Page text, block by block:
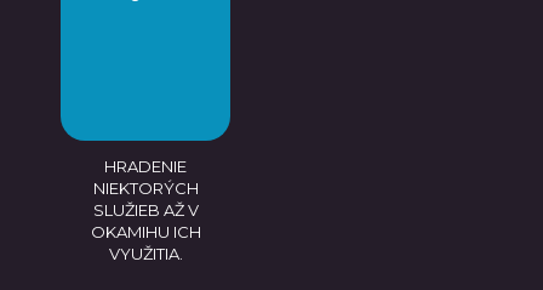
HRADENIE
NIEKTORÝCH
SLUŽIEB AŽ V
OKAMIHU ICH
VYUŽITIA.